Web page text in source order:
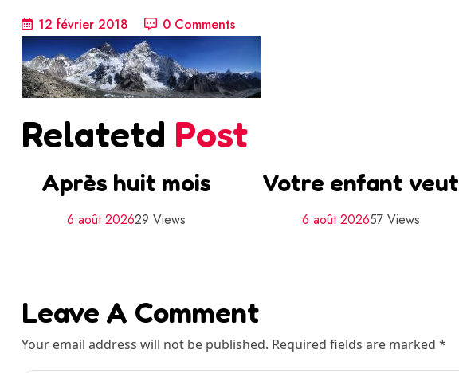
12 février 2018 0 Comments
Relatetd Post
Après huit mois
6 août 202629 Views
Votre enfant veut
6 août 202657 Views
Leave A Comment
Your email address will not be published. Required fields are marked *